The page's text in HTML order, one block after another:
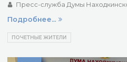
Пресс-служба Думы
Подробнее...
ПОЧЕТНЫЕ ЖИТЕЛИ